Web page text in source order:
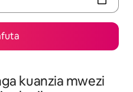
kuanzia mwezi